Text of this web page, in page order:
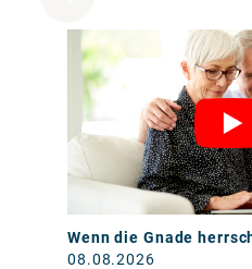
Wenn die Gnade
08.08.2026